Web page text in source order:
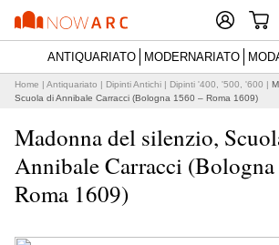
ANTIQUARIATO MODERNARIATO
Home | Antiquariato | Dipinti Antichi | Dipinti '400, '500, '600 |
Scuola di Annibale Carracci (Bologna 1560 – Roma 1609)
Madonna del silenzio,
Annibale Carracci
Roma 1609)